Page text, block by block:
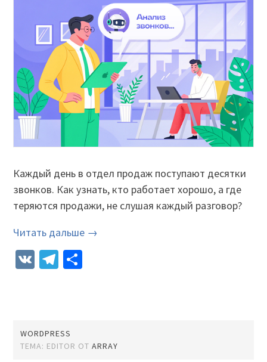
Каждый день в отдел продаж поступают десятки
звонков. Как узнать, кто работает хорошо, а где
теряются продажи, не слушая каждый разговор?
Читать дальше →
VK Telegram
WORDPRESS
ТЕМА: EDITOR ОТARRAY